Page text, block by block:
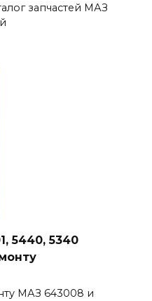
запчастей МАЗ
5440, 5340
МАЗ 643008 и